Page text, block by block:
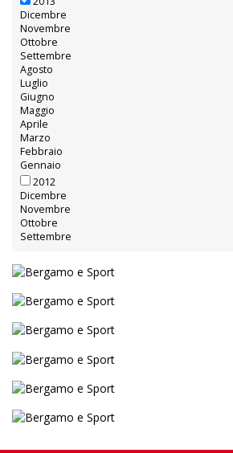
Dicembre
Novembre
Ottobre
Settembre
Agosto
Luglio
Giugno
Maggio
Aprile
Marzo
Febbraio
Gennaio
2012
Dicembre
Novembre
Ottobre
Settembre